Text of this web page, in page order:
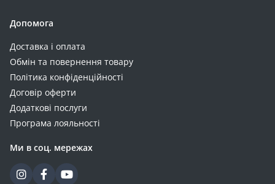
Допомога
Доставка і оплата
Обмін та повернення товару
Політика конфіденційності
Договір оферти
Додаткові послуги
Програма лояльності
Ми в соц. мережах